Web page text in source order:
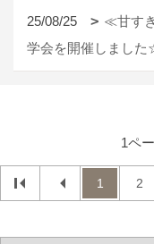
25/08/25
≪甘す
学会を開催しまし
1ペ
1 2